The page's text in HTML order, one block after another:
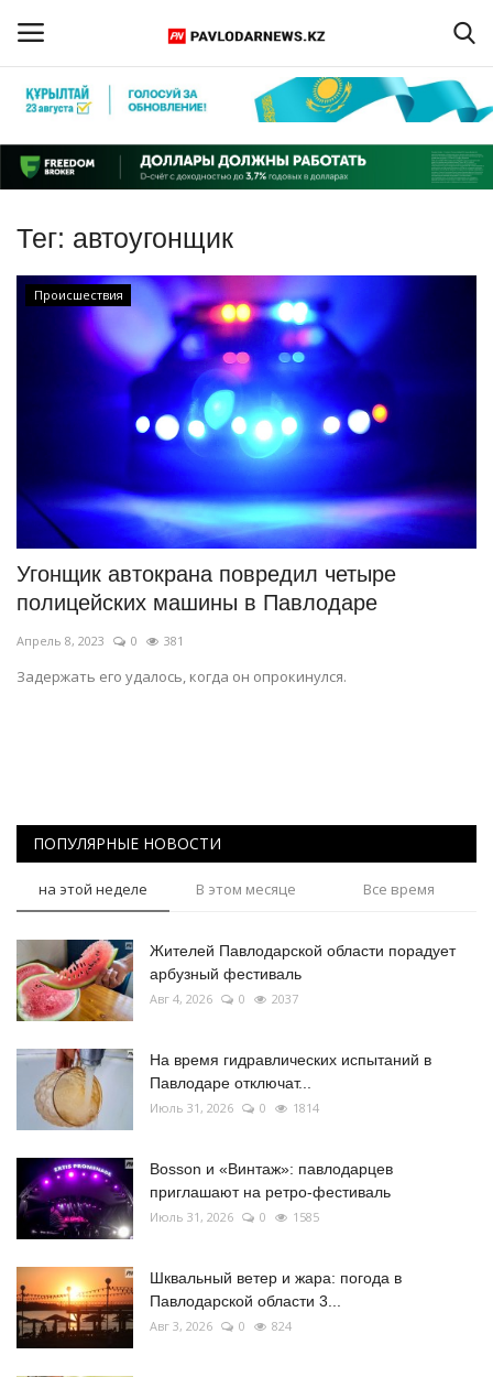
Регистрация
Главная
Обратная связь
ПАВЛОДАРСКАЯ ОБЛАСТЬ
КАЗАХСТАН
СПЕЦПРОЕКТЫ
СПОРТ
Чек-лист
РАЗВЛЕЧЕНИЯ
Қазақша Русский
Тег: автоугонщик
Происшествия
Угонщик автокрана повредил четыре
полицейских машины в Павлодаре
Апрель 8, 2023 0 381
Задержать его удалось, когда он опрокинулся.
ПОПУЛЯРНЫЕ НОВОСТИ
на этой неделе В этом месяце Все время
Жителей Павлодарской области порадует
арбузный фестиваль
Авг 4, 2026 0 2037
На время гидравлических испытаний в
Павлодаре отключат...
Июль 31, 2026 0 1814
Bosson и «Винтаж»: павлодарцев
приглашают на ретро-фестиваль
Июль 31, 2026 0 1585
Шквальный ветер и жара: погода в
Павлодарской области 3...
Авг 3, 2026 0 824